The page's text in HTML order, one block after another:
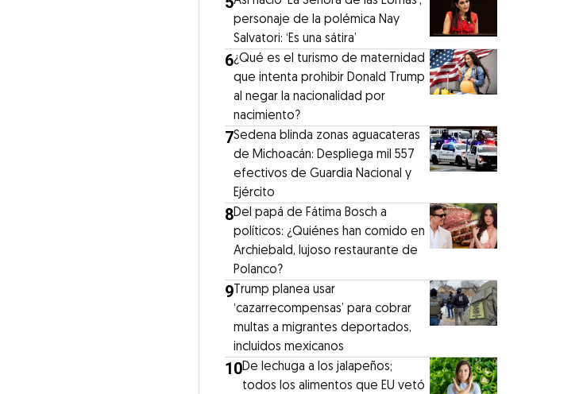
personaje de la polémica Nay
Salvatori: ‘Es una sátira’
6¿Qué es el turismo de maternidad
que intenta prohibir Donald Trump
al negar la nacionalidad por
nacimiento?
7Sedena blinda zonas aguacateras
de Michoacán: Despliega mil 557
efectivos de Guardia Nacional y
Ejército
8⁠Del papá de Fátima Bosch a
políticos: ¿Quiénes han comido en
Archiebald, lujoso restaurante de
Polanco?
9Trump planea usar
‘cazarrecompensas’ para cobrar
multas a migrantes deportados,
incluidos mexicanos
10De lechuga a los jalapeños;
todos los alimentos que EU vetó